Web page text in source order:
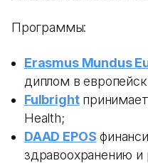
Программы:
Erasmus Mundus
диплом в
Fulbrightпринимает
Health;
DAAD EPOS
здравоохранению и